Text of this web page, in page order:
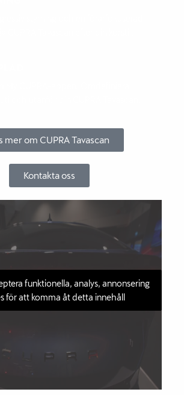
mer om CUPRA Tavascan
Kontakta oss
funktionella, analys, annonsering
för att komma åt detta innehåll